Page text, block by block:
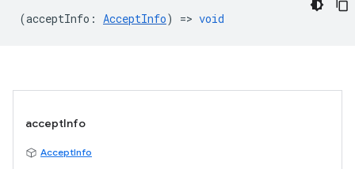
(acceptInfo : AcceptInfo) => void
acceptInfo
AcceptInfo